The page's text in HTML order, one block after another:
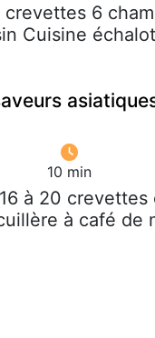
6
Cuisine
10 min
à 20 crevettes
à café de